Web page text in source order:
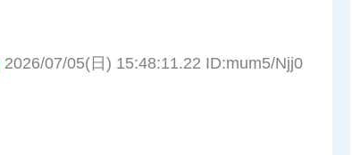
2026/07/05(日) 15:48:11.22 ID:mum5/Njj0